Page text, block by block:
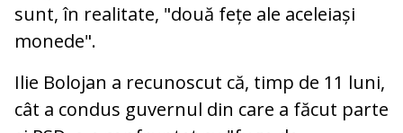
sunt, în realitate, "două fețe ale aceleiași
monede".
Ilie Bolojan a recunoscut că, timp de 11 luni,
cât a condus guvernul din care a făcut parte